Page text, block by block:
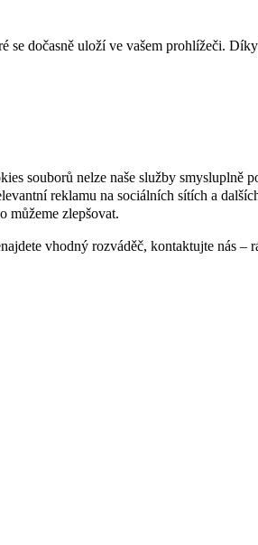
dočasně uloží ve vašem prohlížeči.
souborů nelze naše služby smysluplně
reklamu na sociálních sítích a
můžeme zlepšovat.
vhodný rozváděč, kontaktujte nás